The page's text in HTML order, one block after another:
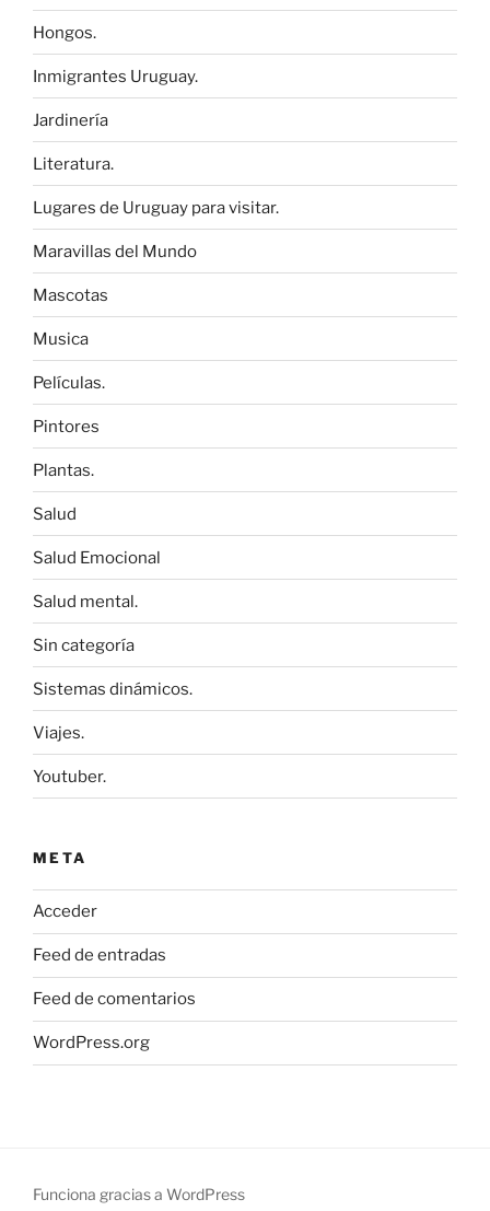
Hongos.
Inmigrantes Uruguay.
Jardinería
Literatura.
Lugares de Uruguay para visitar.
Maravillas del Mundo
Mascotas
Musica
Películas.
Pintores
Plantas.
Salud
Salud Emocional
Salud mental.
Sin categoría
Sistemas dinámicos.
Viajes.
Youtuber.
META
Acceder
Feed de entradas
Feed de comentarios
WordPress.org
Funciona gracias a WordPress